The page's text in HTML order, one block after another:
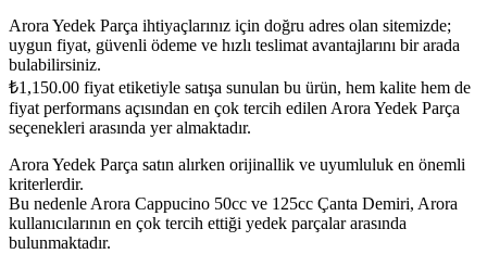
Arora Yedek Parça ihtiyaçlarınız için doğru adres olan sitemizde;
uygun fiyat, güvenli ödeme ve hızlı teslimat avantajlarını bir arada
bulabilirsiniz.
₺1,150.00 fiyat etiketiyle satışa sunulan bu ürün, hem kalite hem de
fiyat performans açısından en çok tercih edilen Arora Yedek Parça
seçenekleri arasında yer almaktadır.
Arora Yedek Parça satın alırken orijinallik ve uyumluluk en önemli
kriterlerdir.
Bu nedenle Arora Cappucino 50cc ve 125cc Çanta Demiri, Arora
kullanıcılarının en çok tercih ettiği yedek parçalar arasında
bulunmaktadır.